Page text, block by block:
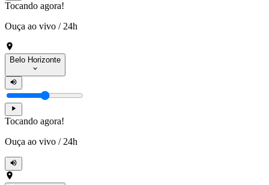
Tocando agora!
Ouça ao vivo /24h
Belo Horizonte
Tocando agora!
Ouça ao vivo /24h